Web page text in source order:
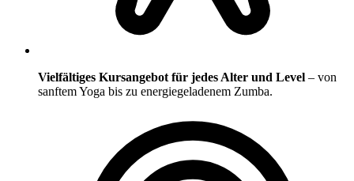
Vielfältiges Kursangebot für jedes Alter und Level – von
sanftem Yoga bis zu energiegeladenem Zumba.